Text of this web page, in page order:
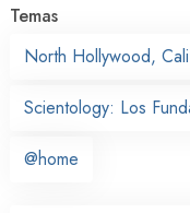
Temas
North Hollywood,
Scientology: Los
@home